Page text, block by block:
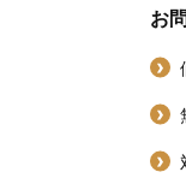
お